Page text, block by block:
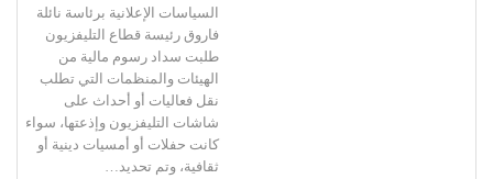
السياسات الإعلانية برئاسة نائلة
فاروق رئيسة قطاع التليفزيون
طلبت سداد رسوم مالية من
الهيئات والمنظمات التي تطلب
نقل فعاليات أو أحداث على
شاشات التليفزيون وإذعتها، سواء
كانت حفلات أو أمسيات دينية أو
ثقافية، وتم تحديد…